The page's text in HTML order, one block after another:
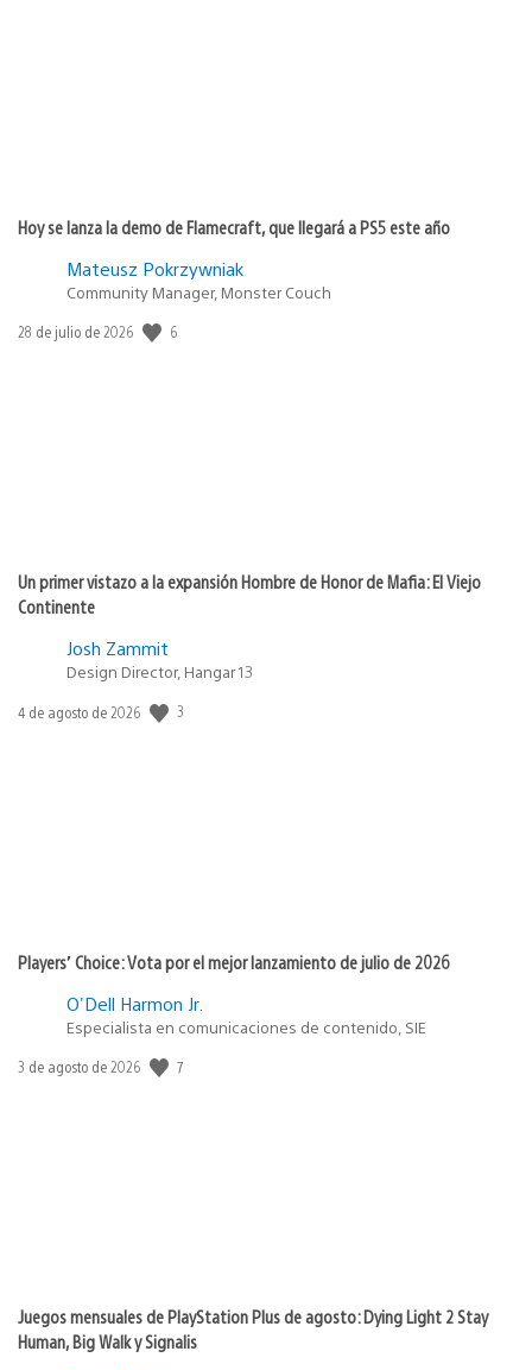
Hoy se lanza la demo de Flamecraft, que llegará a PS5 este año
Mateusz Pokrzywniak
Community Manager, Monster Couch
Fecha
28 de julio de 2026 6
Un primer vistazo a la expansión Hombre de Honor de Mafia: El Viejo
Continente
Josh Zammit
Design Director, Hangar 13
Fecha
4 de agosto de 2026 3
Players’ Choice: Vota por el mejor lanzamiento de julio de 2026
O'Dell Harmon Jr.
Especialista en comunicaciones de contenido, SIE
Fecha
3 de agosto de 2026 7
Juegos mensuales de PlayStation Plus de agosto: Dying Light 2 Stay
Human, Big Walk y Signalis